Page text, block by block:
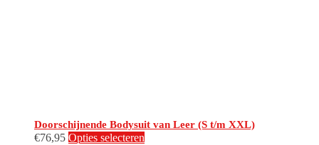
Doorschijnende Bodysuit van Leer (S t/m XXL)
€76,95 Opties selecteren